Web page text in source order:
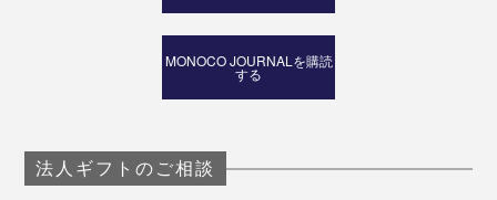
MONOCO JOURNALを購読
する
法人ギフトのご相談